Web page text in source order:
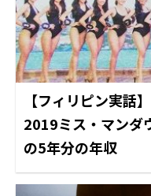
【フィリピン実話
2019ミス・マンダ
の5年分の年収